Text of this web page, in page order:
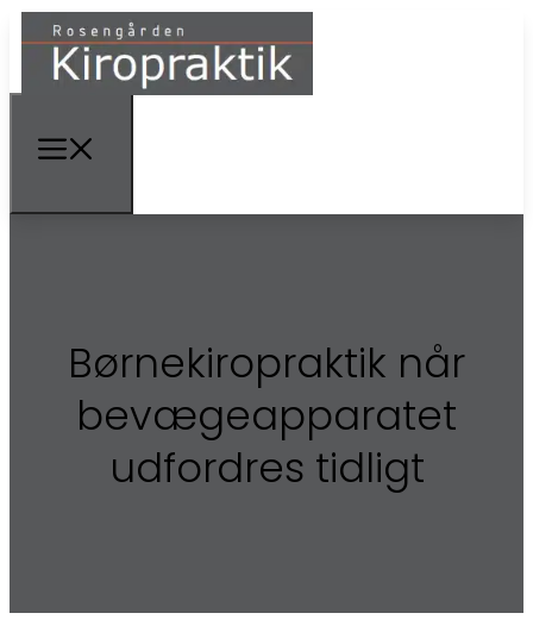
Børnekiropraktik når
bevægeapparatet
udfordres tidligt